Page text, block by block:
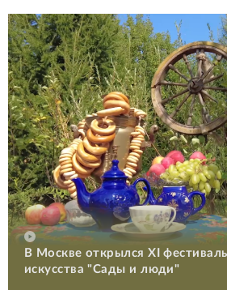
В Москве открылся XI
искусства "Сады и люди"